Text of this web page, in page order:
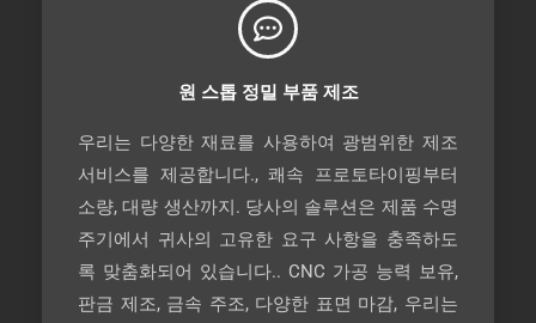
원 스톱 정밀 부품 제조
우리는 다양한 재료를 사용하여 광범위한 제조
서비스를 제공합니다., 쾌속 프로토타이핑부터
소량, 대량 생산까지. 당사의 솔루션은 제품 수명
주기에서 귀사의 고유한 요구 사항을 충족하도
록 맞춤화되어 있습니다.. CNC 가공 능력 보유,
판금 제조, 금속 주조, 다양한 표면 마감, 우리는